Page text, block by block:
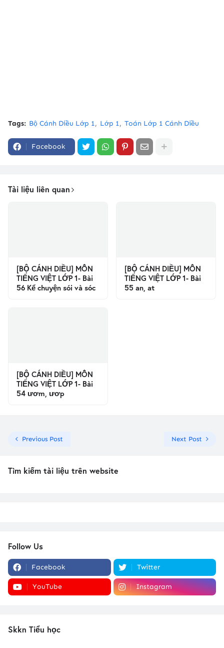
Tags: Bộ Cánh Diều Lớp 1 Lớp 1 Toán Lớp 1 Cánh Diều
Facebook
Tài liệu liên quan
[BỘ CÁNH DIỀU] MÔN
TIẾNG VIỆT LỚP 1- Bài
56 Kể chuyện sói và sóc
[BỘ CÁNH DIỀU] MÔN
TIẾNG VIỆT LỚP 1- Bài
55 an, at
[BỘ CÁNH DIỀU] MÔN
TIẾNG VIỆT LỚP 1- Bài
54 ươm, ươp
Previous Post Next Post
Tìm kiếm tài liệu trên website
Follow Us
Facebook Twitter
YouTube Instagram
Skkn Tiểu học